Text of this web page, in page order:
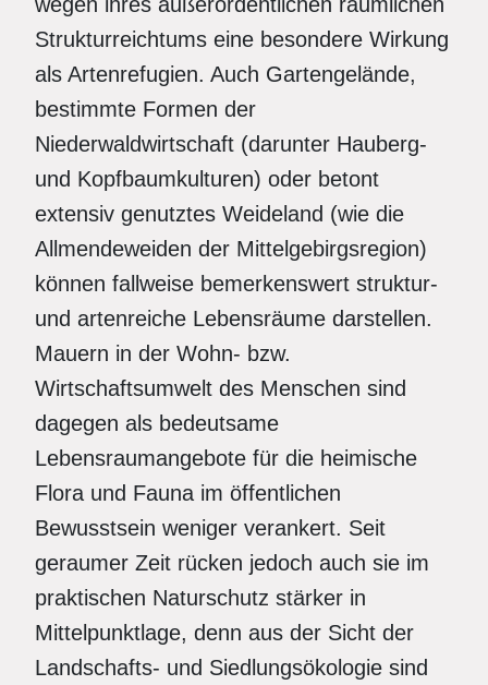
Strukturreichtums eine besondere Wirkung
als Artenrefugien. Auch Gartengelände,
bestimmte Formen der
Niederwaldwirtschaft (darunter Hauberg-
und Kopfbaumkulturen) oder betont
extensiv genutztes Weideland (wie die
Allmendeweiden der Mittelgebirgsregion)
können fallweise bemerkenswert struktur-
und artenreiche Lebensräume darstellen.
Mauern in der Wohn- bzw.
Wirtschaftsumwelt des Menschen sind
dagegen als bedeutsame
Lebensraumangebote für die heimische
Flora und Fauna im öffentlichen
Bewusstsein weniger verankert. Seit
geraumer Zeit rücken jedoch auch sie im
praktischen Naturschutz stärker in
Mittelpunktlage, denn aus der Sicht der
Landschafts- und Siedlungsökologie sind